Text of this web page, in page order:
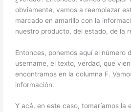
obviamente, vamos a reemplazar
marcado en amarillo con la
nuestro producto, del estado, de la
Entonces, ponemos aquí el número
username, el texto, verdad, que
encontramos en la columna F.
información.
Y acá, en este caso, tomaríamos la